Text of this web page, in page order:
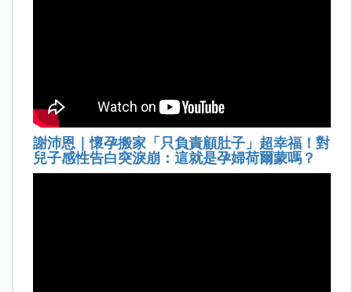
謝沛恩｜懷孕搬家「只負責顧肚子」超幸福！對
兒子感性告白突淚崩：這就是孕婦荷爾蒙嗎？